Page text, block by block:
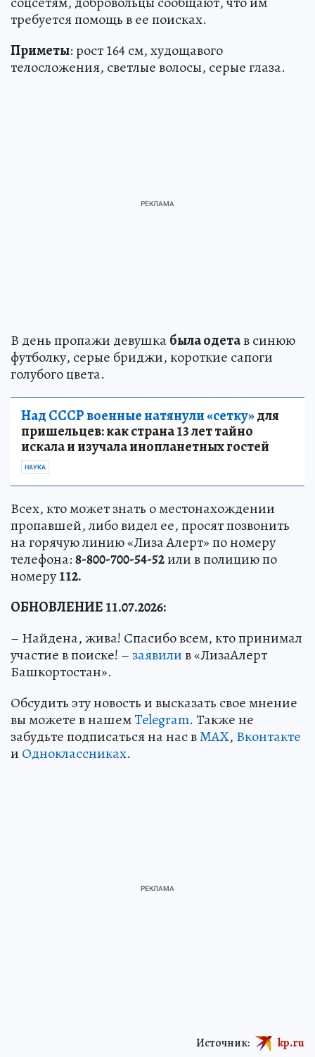
требуется помощь в ее поисках.
Приметы: рост 164 см, худощавого
телосложения, светлые волосы, серые глаза.
В день пропажи девушкабыла одетав синюю
футболку, серые бриджи, короткие сапоги
голубого цвета.
Над СССР военные натянули «сетку»для
пришельцев: как страна 13 лет тайно
искала и изучала инопланетных гостей
НАУКА
Всех, кто может знать о местонахождении
пропавшей, либо видел ее, просят позвонить
на горячую линию «Лиза Алерт» по номеру
телефона:8-800-700-54-52или в полицию по
номеру112.
ОБНОВЛЕНИЕ 11.07.2026:
– Найдена, жива! Спасибо всем, кто принимал
участие в поиске! – заявилив «ЛизаАлерт
Башкортостан».
Обсудить эту новость и высказать свое мнение
вы можете в нашемTelegram. Также не
забудьте подписаться на нас вMAX, Вконтакте
и Одноклассниках.
Источник: kp.ru